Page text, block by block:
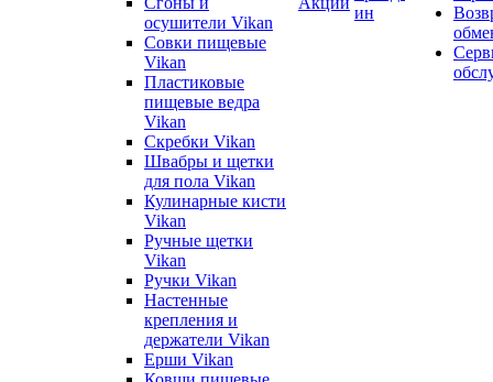
осушители Vikan
Совки пищевые
Vikan
Пластиковые
пищевые ведра
Vikan
Скребки Vikan
Швабры и щетки
для пола Vikan
Кулинарные кисти
Vikan
Ручные щетки
Vikan
Ручки Vikan
Настенные
крепления и
держатели Vikan
Ерши Vikan
ин